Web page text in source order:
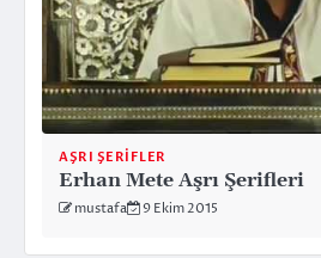
AŞRI ŞERIFLER
Erhan Mete Aşrı Şerifleri
mustafa 9 Ekim 2015